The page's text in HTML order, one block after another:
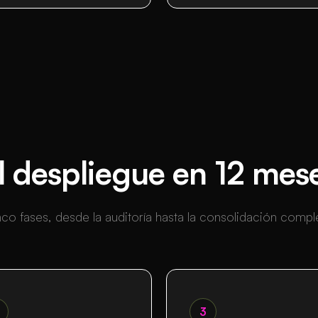
despliegue en 12
fases, desde la auditoría hasta la consolidación
3